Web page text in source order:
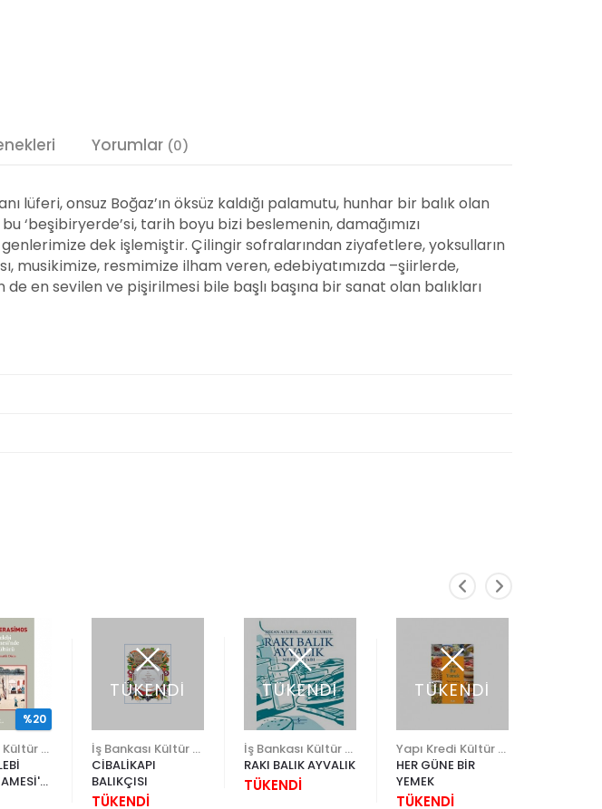
Yorumlar (0)
lüferi, onsuz Boğaz’ın öksüz kaldığı palamutu, hunhar bir balık olan
bu ‘beşibiryerde’si, tarih boyu bizi beslemenin, damağımızı
genlerimize dek işlemiştir. Çilingir sofralarından ziyafetlere, yoksulların
musikimize, resmimize ilham veren, edebiyatımızda –şiirlerde,
en sevilen ve pişirilmesi bile başlı başına bir sanat olan balıkları
%20
TÜKENDİ
CİBALİKAPI
BALIKÇISI
TÜKENDİ
TÜKENDİ
RAKI BALIK AYVALIK
TÜKENDİ
TÜKENDİ
HER GÜNE BİR
YEMEK
TÜKENDİ